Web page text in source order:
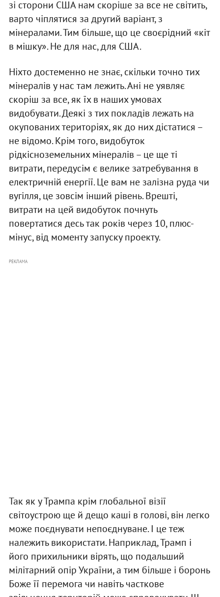
зі сторони США нам скоріше за все не світить,
варто чіплятися за другий варіант, з
мінералами. Тим більше, що це своєрідний «кіт
в мішку». Не для нас, для США.
Ніхто достеменно не знає, скільки точно тих
мінералів у нас там лежить. Ані не уявляє
скоріш за все, як їх в наших умовах
видобувати. Деякі з тих покладів лежать на
окупованих територіях, як до них дістатися –
не відомо. Крім того, видобуток
рідкісноземельних мінералів – це ще ті
витрати, передусім є велике затребування в
електричній енергії. Це вам не залізна руда чи
вугілля, це зовсім інший рівень. Врешті,
витрати на цей видобуток почнуть
повертатися десь так років через 10, плюс-
мінус, від моменту запуску проекту.
РЕКЛАМА
Так як у Трампа крім глобальної візії
світоустрою ще й дещо каші в голові, він легко
може поєднувати непоєднуване. І це теж
належить використати. Наприклад, Трамп і
його прихильники вірять, що подальший
мілітарний опір України, а тим більше і боронь
Боже її перемога чи навіть часткове